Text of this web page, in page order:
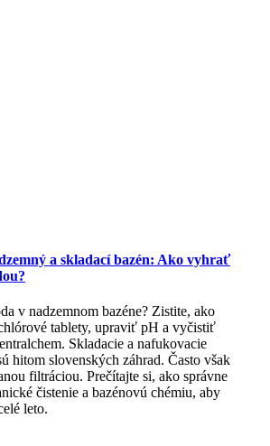
a skladací bazén: Ako vyhrať
v nadzemnom bazéne? Zistite, ako
tablety, upraviť pH a vyčistiť
Skladacie a nafukovacie
hitom slovenských záhrad. Často však
filtráciou. Prečítajte si, ako správne
čistenie a bazénovú chémiu, aby
leto.